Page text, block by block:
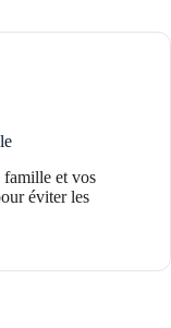
famille et vos
éviter les